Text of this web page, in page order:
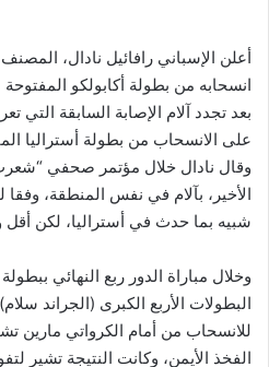
أعلن الإسباني رافائيل نادال، المصنف
انسحابه من بطولة أكابولكو
بعد تجدد آلام الإصابة السابقة التي
على الانسحاب من بطولة أستراليا
وقال نادال خلال مؤتمر صحفي
الأخير، بآلام في نفس المنطقة، وفقا
شبيه بما حدث في أستراليا، لكن أقل
وخلال مباراة الدور ربع النهائي
البطولات الأربع الكبرى (الجراند
للانسحاب من أمام الكرواتي مارين
الفخذ الأيمن، وكانت النتيجة تشير